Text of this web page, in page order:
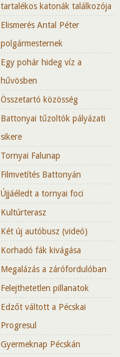
tartalékos katonák találkozója
Elismerés Antal Péter
polgármesternek
Egy pohár hideg víz a
hűvösben
Összetartó közösség
Battonyai tűzoltók pályázati
sikere
Tornyai Falunap
Filmvetítés Battonyán
Újjáéledt a tornyai foci
Kultúrterasz
Két új autóbusz (videó)
Korhadó fák kivágása
Megalázás a zárófordulóban
Felejthetetlen pillanatok
Edzőt váltott a Pécskai
Progresul
Gyermeknap Pécskán